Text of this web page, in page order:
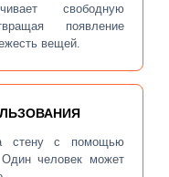
свободную
появление
вещей.
стену с помощью
человек может